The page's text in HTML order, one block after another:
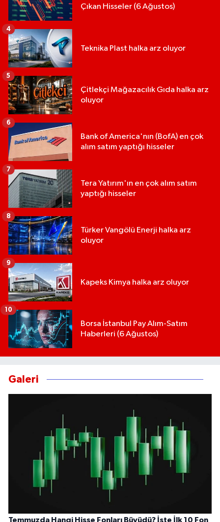
Çıkan Hisseler (6 Ağustos)
Teknika Plast halka arz oluyor
4
Çitlekçi Mağazacılık Gıda halka arz
oluyor
5
Bank of America'nın (BofA) en çok
alım satım yaptığı hisseler
6
Tera Yatırım'ın en çok alım satım
yaptığı hisseler
7
Türker Vangölü Enerji halka arz
oluyor
8
Kapeks Kimya halka arz oluyor
9
Borsa İstanbul Pay Alım-Satım
Haberleri (6 Ağustos)
10
Galeri
Temmuzda Hangi Hisse Fonları Büyüdü? İşte İlk 10 Fon